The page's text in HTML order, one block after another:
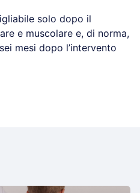
solo dopo il
e muscolare e, di norma,
mesi dopo l’intervento